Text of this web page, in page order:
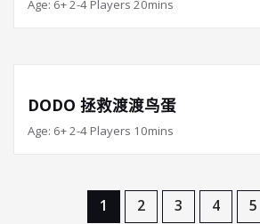
Age: 6+ 2-4 Players 20mins
DODO 拯救渡渡鸟蛋
Age: 6+ 2-4 Players 10mins
1 2 3 4 5